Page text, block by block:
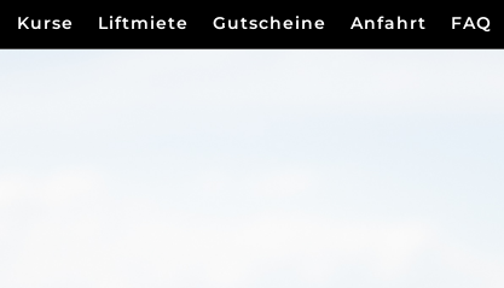
Kurse Liftmiete Gutscheine Anfahrt FAQ